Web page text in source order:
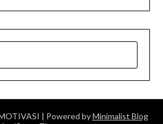
| Powered byMinimalist Blog